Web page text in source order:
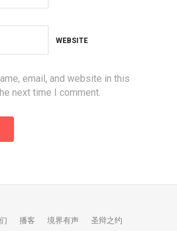
WEBSITE
email, and website in this
next time I comment.
播客 境界有声 圣辩之约